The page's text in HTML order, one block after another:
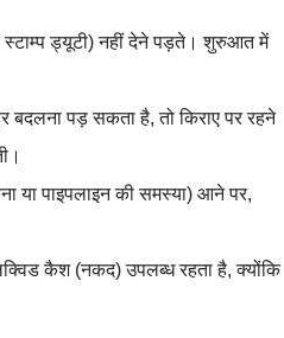
ड्यूटी) नहीं देने पड़ते। शुरुआत में
बदलना पड़ सकता है, तो किराए पर रहने
या पाइपलाइन की समस्या) आने पर,
कैश (नकद) उपलब्ध रहता है, क्योंकि